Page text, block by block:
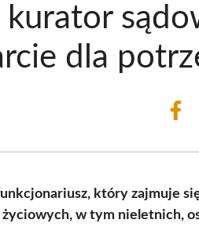
dla
Share
który zajmuje
w tym nieletnich,